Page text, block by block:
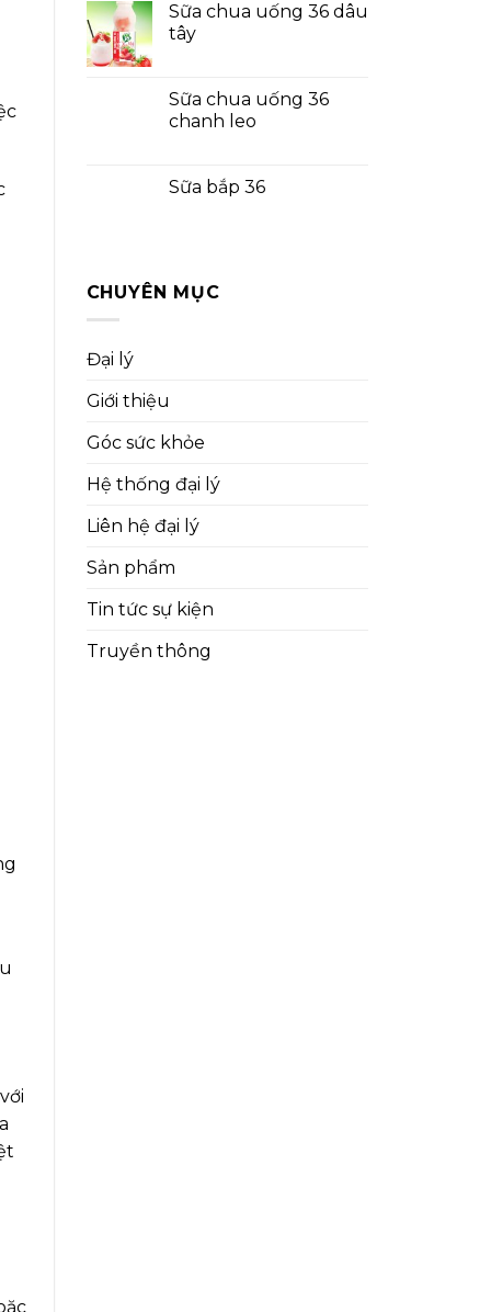
Sữa chua uống 36 dâu
tây
Sữa chua uống 36
chanh leo
Sữa bắp 36
CHUYÊN MỤC
Đại lý
Giới thiệu
Góc sức khỏe
Hệ thống đại lý
Liên hệ đại lý
Sản phẩm
Tin tức sự kiện
Truyền thông